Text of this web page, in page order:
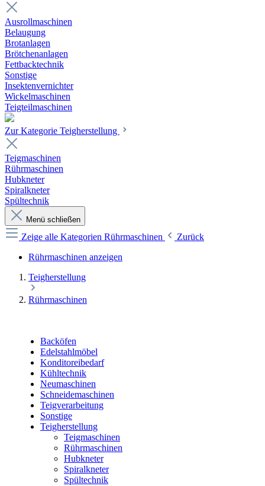
Ausrollmaschinen
Belaugung
Brotanlagen
Brötchenanlagen
Fettbacktechnik
Sonstige
Insektenvernichter
Wickelmaschinen
Teigteilmaschinen
Zur Kategorie Teigherstellung
Teigmaschinen
Rührmaschinen
Hubkneter
Spiralkneter
Spültechnik
Menü schließen
Zeige alle Kategorien Rührmaschinen
Zurück
Rührmaschinen anzeigen
Teigherstellung
Rührmaschinen
Backöfen
Edelstahlmöbel
Konditoreibedarf
Kühltechnik
Neumaschinen
Schneidemaschinen
Teigverarbeitung
Sonstige
Teigherstellung
Teigmaschinen
Rührmaschinen
Hubkneter
Spiralkneter
Spültechnik